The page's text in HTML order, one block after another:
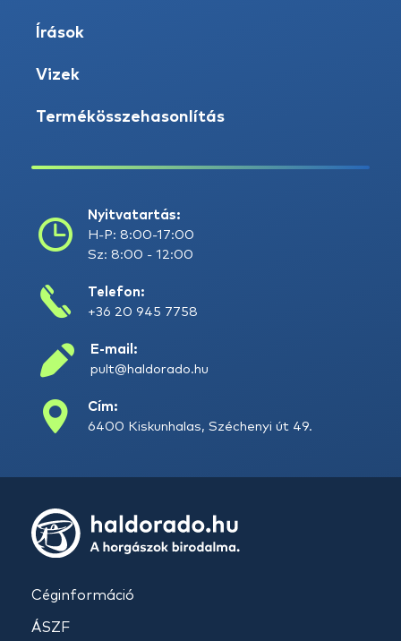
Írások
Vizek
Termékösszehasonlítás
Nyitvatartás:
H-P: 8:00-17:00
Sz: 8:00 - 12:00
Telefon:
+36 20 945 7758
E-mail:
pult@haldorado.hu
Cím:
6400 Kiskunhalas, Széchenyi út 49.
Céginformáció
ÁSZF